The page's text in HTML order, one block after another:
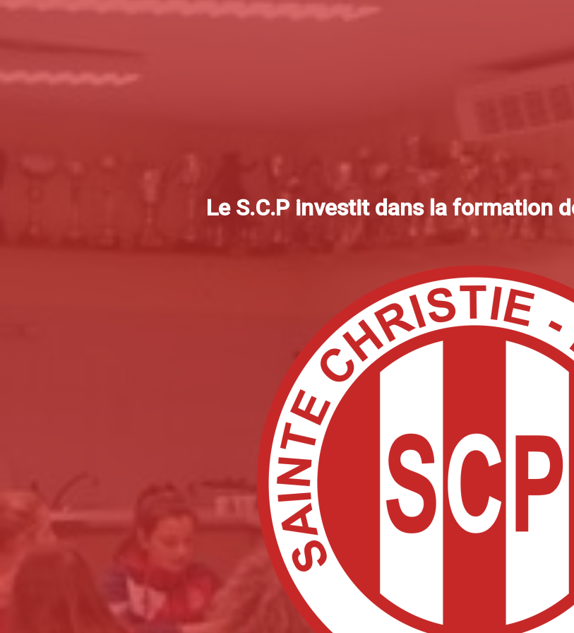
Le S.C.P investit dans la formation